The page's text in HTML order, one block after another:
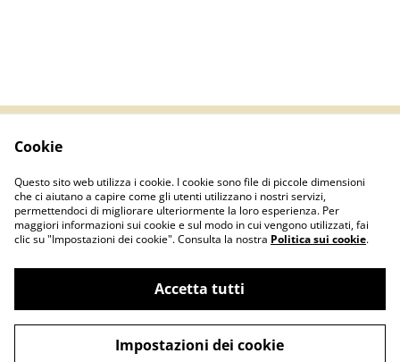
Termini e Condizioni
privacy
Politica sui Cookie
Contatti
©2026Basementshop.it | P.IVA IT04067420127
powered by
Cookie
Questo sito web utilizza i cookie. I cookie sono file di piccole dimensioni
che ci aiutano a capire come gli utenti utilizzano i nostri servizi,
permettendoci di migliorare ulteriormente la loro esperienza. Per
maggiori informazioni sui cookie e sul modo in cui vengono utilizzati, fai
clic su "Impostazioni dei cookie". Consulta la nostra Politica sui cookie.
Accetta tutti
Impostazioni dei cookie